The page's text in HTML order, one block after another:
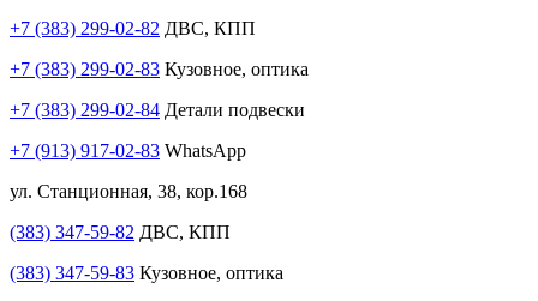
+7 (383) 299-02-82 ДВС, КПП
+7 (383) 299-02-83 Кузовное, оптика
+7 (383) 299-02-84 Детали подвески
+7 (913) 917-02-83 WhatsApp
ул. Станционная, 38, кор.168
(383) 347-59-82 ДВС, КПП
(383) 347-59-83 Кузовное, оптика